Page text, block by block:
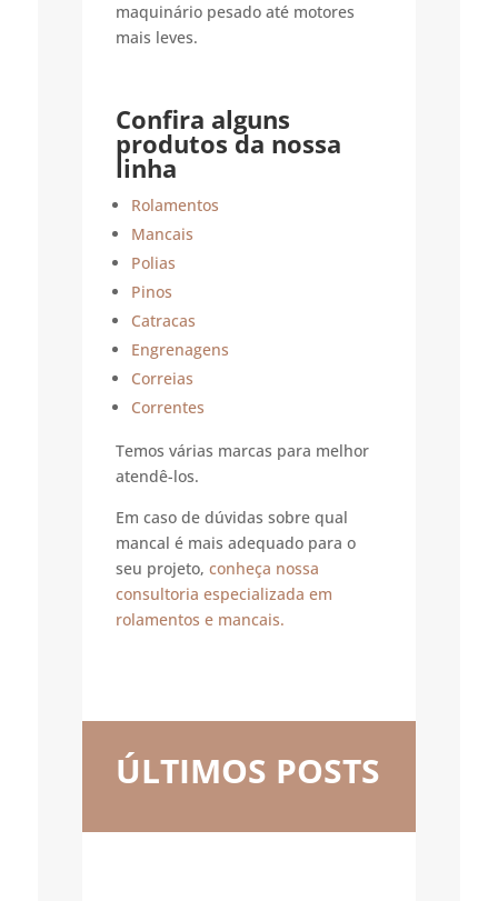
maquinário pesado até motores
mais leves.
Confira alguns
produtos da nossa
linha
Rolamentos
Mancais
Polias
Pinos
Catracas
Engrenagens
Correias
Correntes
Temos várias marcas para melhor
atendê-los.
Em caso de dúvidas sobre qual
mancal é mais adequado para o
seu projeto, conheça nossa
consultoria especializada em
rolamentos e mancais.
ÚLTIMOS POSTS